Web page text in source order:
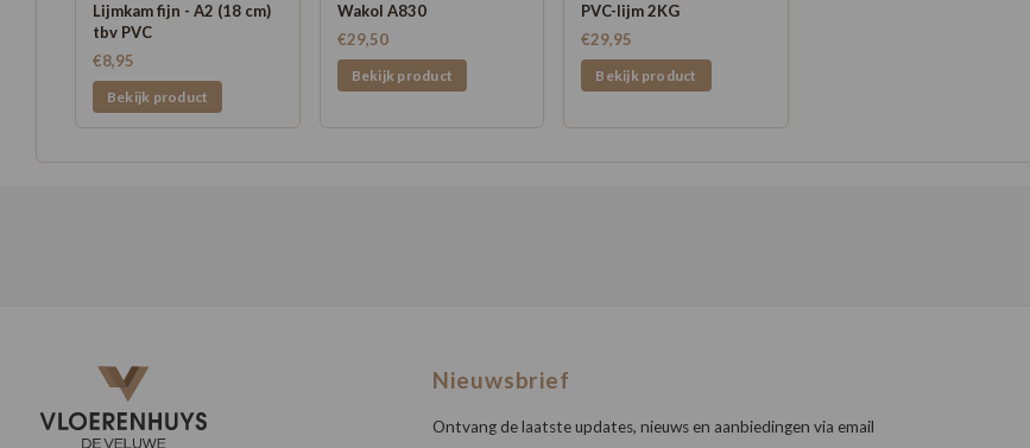
Lijmkam fijn - A2 (18 cm)
tbv PVC
€8,95
Bekijk product
Wakol A830
€29,50
Bekijk product
PVC-lijm 2KG
€29,95
Bekijk product
Nieuwsbrief
Ontvang de laatste updates, nieuws en aanbiedingen via email